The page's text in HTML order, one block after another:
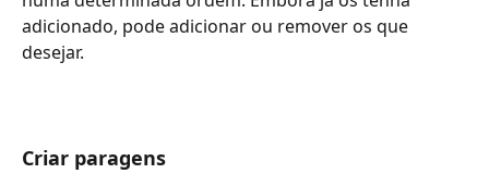
adicionado, pode adicionar ou remover os que
desejar.
Criar paragens